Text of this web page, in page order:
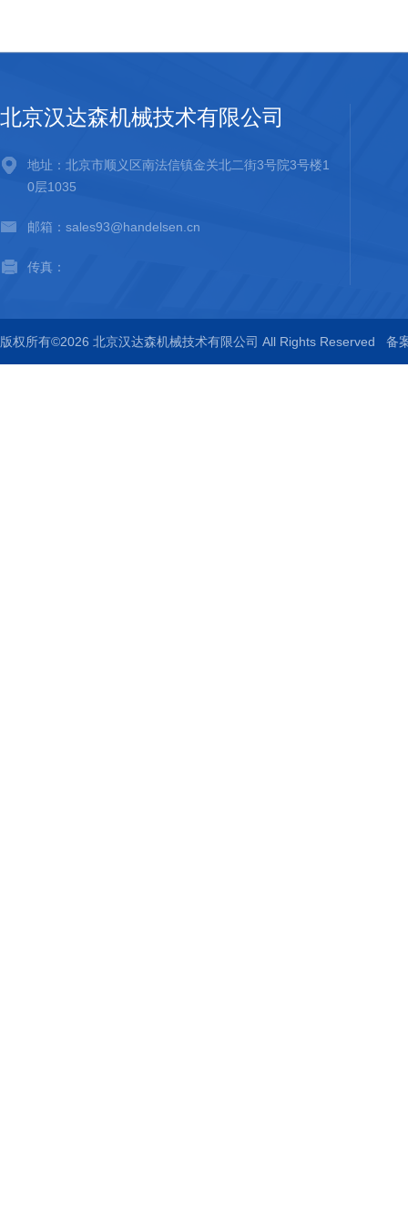
北京汉达森机械技术有限公司
地址：北京市顺义区南法信镇金关北二街3号院3号楼1
0层1035
邮箱：sales93@handelsen.cn
传真：
版权所有©2026 北京汉达森机械技术有限公司 All Rights Reserved 备